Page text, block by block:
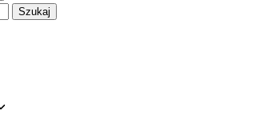
Szukaj